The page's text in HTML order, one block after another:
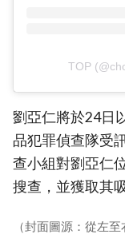
TOP
劉亞仁將於24日
品犯罪偵查隊受
查小組對劉亞仁
搜查，並獲取其
（封面圖源：從左